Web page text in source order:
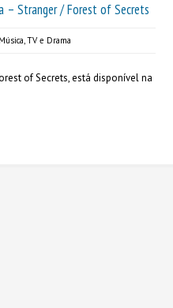
– Stranger / Forest of Secrets
Música,TV e Drama
of Secrets, está disponível na